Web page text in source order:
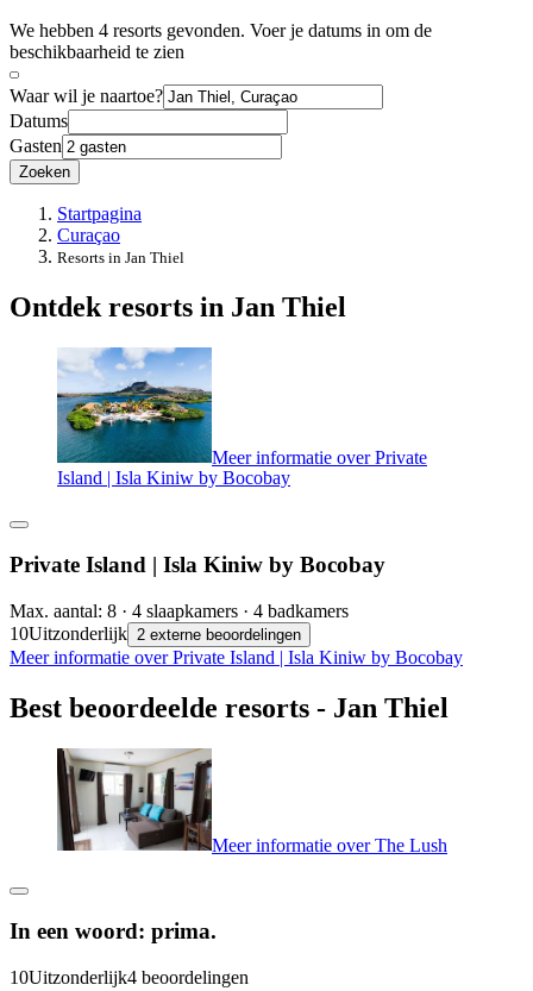
We hebben 4 resorts gevonden. Voer je datums in om de
beschikbaarheid te zien
Waar wil je naartoe?
Datums
Gasten
Zoeken
Startpagina
Curaçao
Resorts in Jan Thiel
Ontdek resorts in Jan Thiel
Meer informatie over Private
Island | Isla Kiniw by Bocobay
Private Island | Isla Kiniw by Bocobay
Max. aantal: 8 · 4 slaapkamers · 4 badkamers
10Uitzonderlijk 2 externe beoordelingen
Meer informatie over Private Island | Isla Kiniw by Bocobay
Best beoordeelde resorts - Jan Thiel
Meer informatie over The Lush
In een woord: prima.
10Uitzonderlijk4 beoordelingen